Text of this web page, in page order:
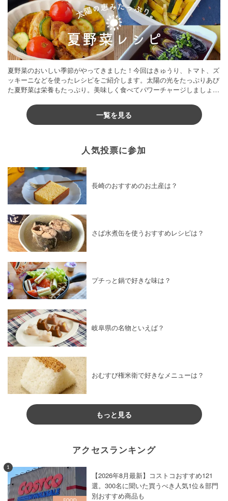
夏野菜のおいしい季節がやってきました！今回はきゅうり、トマト、ズ
ッキーニなどを使ったレシピをご紹介します。太陽の光をたっぷりあび
た夏野菜は栄養もたっぷり。美味しく食べてパワーチャージしましょう
一覧を見る
人気投票に参加
長崎のおすすめのお土産は？
さば水煮缶を使うおすすめレシピは？
プチっと鍋で好きな味は？
岐阜県の名物といえば？
おむすび権米衛で好きなメニューは？
もっと見る
アクセスランキング
1
【2026年8月最新】コストコおすすめ121
選。300名に聞いた買うべき人気1位＆部門
別おすすめ商品も